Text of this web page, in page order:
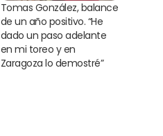
Tomas González, balance
de un año positivo. “He
dado un paso adelante
en mi toreo y en
Zaragoza lo demostré”